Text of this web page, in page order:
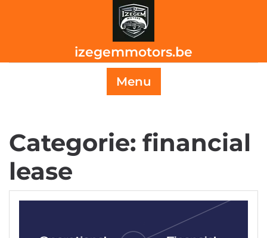
izegemmotors.be
Menu
Categorie: financial
lease